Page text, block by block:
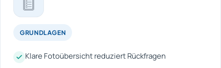
GRUNDLAGEN
Klare Fotoübersicht reduziert Rückfragen